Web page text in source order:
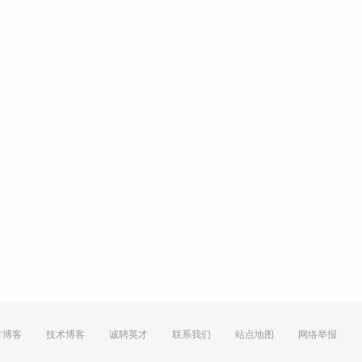
博客 技术博客 诚聘英才 联系我们 站点地图 网络举报